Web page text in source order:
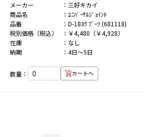
メーカー
三好キカイ
商品名
ﾕﾆﾊﾞｰｻﾙｼﾞｮｲﾝﾄ
品番
D-18ﾖｳ ﾌﾞｰﾂ (681118)
税別価格（税込）
￥4,480（￥4,928）
在庫
なし
納期
4日～5日
数量： カートへ